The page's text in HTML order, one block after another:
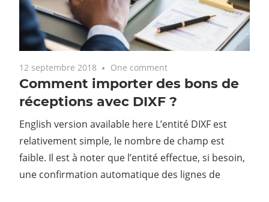
12 septembre 2018 One comment
Comment importer des bons de
réceptions avec DIXF ?
English version available here L’entité DIXF est
relativement simple, le nombre de champ est
faible. Il est à noter que l’entité effectue, si besoin,
une confirmation automatique des lignes de